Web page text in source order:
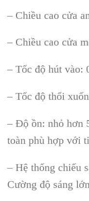
– Chiều cao cửa
– Chiều cao cửa
– Tốc độ hút vào:
– Tốc độ thổi
– Độ ồn: nhỏ hơn
toàn phù hợp với
– Hệ thống chiếu
Cường độ sáng